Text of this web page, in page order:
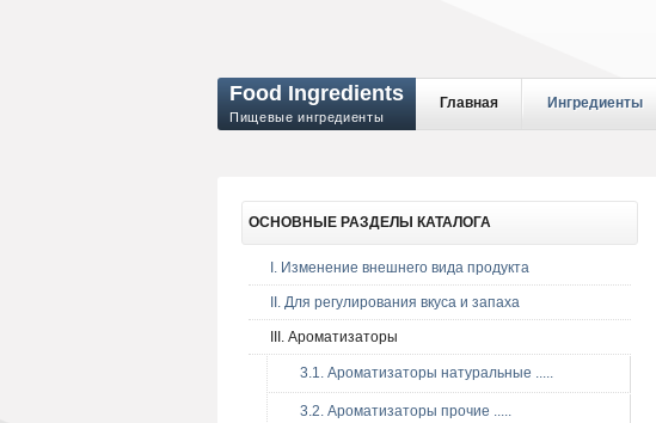
Food Ingredients
Пищевые ингредиенты
Главная Ингредиенты
ОСНОВНЫЕ РАЗДЕЛЫ КАТАЛОГА
I. Изменение внешнего вида продукта
II. Для регулирования вкуса и запаха
III. Ароматизаторы
3.1. Ароматизаторы натуральные .....
3.2. Ароматизаторы прочие .....